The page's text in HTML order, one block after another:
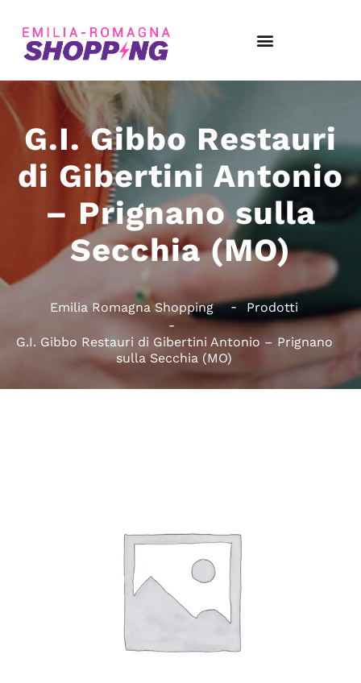
G.I. Gibbo Restauri
di Gibertini Antonio
– Prignano sulla
Secchia (MO)
Emilia Romagna Shopping Prodotti
G.I. Gibbo Restauri di Gibertini Antonio – Prignano
sulla Secchia (MO)